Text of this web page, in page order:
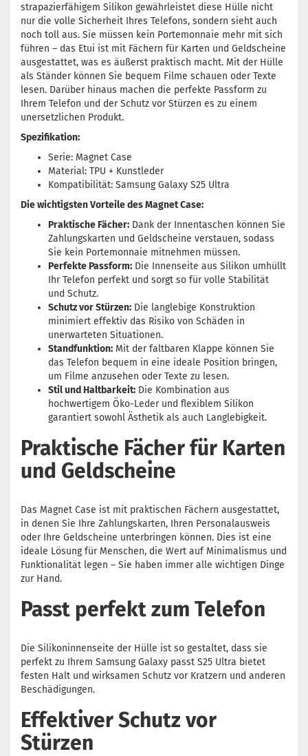
strapazierfähigem Silikon gewährleistet diese Hülle nicht
nur die volle Sicherheit Ihres Telefons, sondern sieht auch
noch toll aus. Sie müssen kein Portemonnaie mehr mit sich
führen – das Etui ist mit Fächern für Karten und Geldscheine
ausgestattet, was es äußerst praktisch macht. Mit der Hülle
als Ständer können Sie bequem Filme schauen oder Texte
lesen. Darüber hinaus machen die perfekte Passform zu
Ihrem Telefon und der Schutz vor Stürzen es zu einem
unersetzlichen Produkt.
Spezifikation:
Serie: Magnet Case
Material: TPU + Kunstleder
Kompatibilität: Samsung Galaxy S25 Ultra
Die wichtigsten Vorteile des Magnet Case:
Praktische Fächer: Dank der Innentaschen können Sie
Zahlungskarten und Geldscheine verstauen, sodass
Sie kein Portemonnaie mitnehmen müssen.
Perfekte Passform: Die Innenseite aus Silikon umhüllt
Ihr Telefon perfekt und sorgt so für volle Stabilität
und Schutz.
Schutz vor Stürzen: Die langlebige Konstruktion
minimiert effektiv das Risiko von Schäden in
unerwarteten Situationen.
Standfunktion: Mit der faltbaren Klappe können Sie
das Telefon bequem in eine ideale Position bringen,
um Filme anzusehen oder Texte zu lesen.
Stil und Haltbarkeit: Die Kombination aus
hochwertigem Öko-Leder und flexiblem Silikon
garantiert sowohl Ästhetik als auch Langlebigkeit.
Praktische Fächer für Karten
und Geldscheine
Das Magnet Case ist mit praktischen Fächern ausgestattet,
in denen Sie Ihre Zahlungskarten, Ihren Personalausweis
oder Ihre Geldscheine unterbringen können. Dies ist eine
ideale Lösung für Menschen, die Wert auf Minimalismus und
Funktionalität legen – Sie haben immer alle wichtigen Dinge
zur Hand.
Passt perfekt zum Telefon
Die Silikoninnenseite der Hülle ist so gestaltet, dass sie
perfekt zu Ihrem Samsung Galaxy passt S25 Ultra bietet
festen Halt und wirksamen Schutz vor Kratzern und anderen
Beschädigungen.
Effektiver Schutz vor
Stürzen